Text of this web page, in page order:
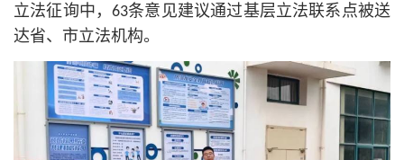
立法征询中，63条意见建议通过基层立法联系点被送
达省、市立法机构。